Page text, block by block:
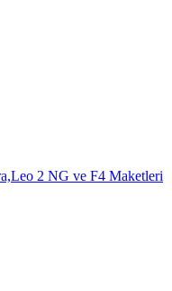
2 NG ve F4 Maketleri